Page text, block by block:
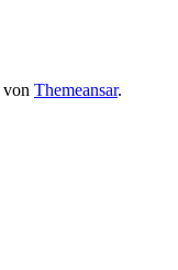
von Themeansar.